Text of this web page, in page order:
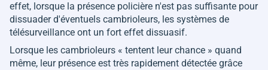
effet, lorsque la présence policière n'est pas suffisante pour
dissuader d'éventuels cambrioleurs, les systèmes de
télésurveillance ont un fort effet dissuasif.
Lorsque les cambrioleurs « tentent leur chance » quand
même, leur présence est très rapidement détectée grâce